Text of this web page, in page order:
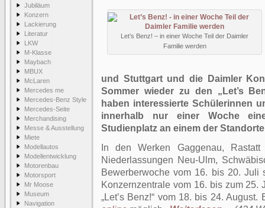
Jubiläum
Konzern
Lackierung
Literatur
LKW
M-Klasse
Maybach
MBUX
McLaren
Mercedes me
Mercedes-Benz Style
Mercedes-Seite
Merchandising
Messe & Ausstellung
Miete
Modellautos
Modellentwicklung
Motorenbau
Motorsport
Mr Moose
Museum
Navigation
Let’s Benz! – in einer Woche Teil der Daimler
Familie werden
und Stuttgart und die Daimler
Sommer wieder zu den „Let’s
haben interessierte Schülerinnen
innerhalb nur einer Woche
Studienplatz an einem der
In den Werken Gaggenau,
Niederlassungen Neu-Ulm,
Bewerberwoche vom 16. bis 20.
Konzernzentrale vom 16. bis zum 25.
„Let’s Benz!“ vom 18. bis 24. August.